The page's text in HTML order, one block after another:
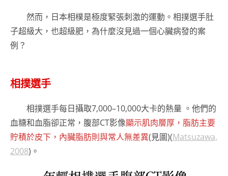
然而，日本相樸是極度緊張刺激的運動。相撲選手肚
子超級大，也超級肥，為什麼沒見過一個心臟病發的案
例？
相撲選手
相撲選手每日攝取7,000–10,000大卡的熱量 。他們的
血糖和血脂卻正常，腹部CT影像顯示肌肉層厚，脂肪主要
貯積於皮下，內臟脂肪則與常人無差異(見圖)(Matsuzawa,
2008)。